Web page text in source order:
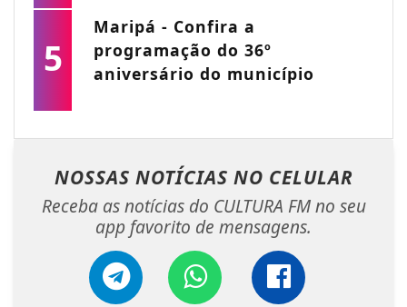
5
Maripá - Confira a
programação do 36º
aniversário do município
NOSSAS NOTÍCIAS NO CELULAR
Receba as notícias do CULTURA FM no seu
app favorito de mensagens.